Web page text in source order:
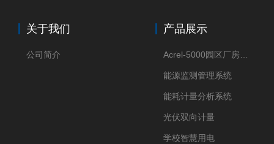
关于我们
公司简介
产品展示
能源监测管理系统
能耗计量分析系统
光伏双向计量
学校智慧用电